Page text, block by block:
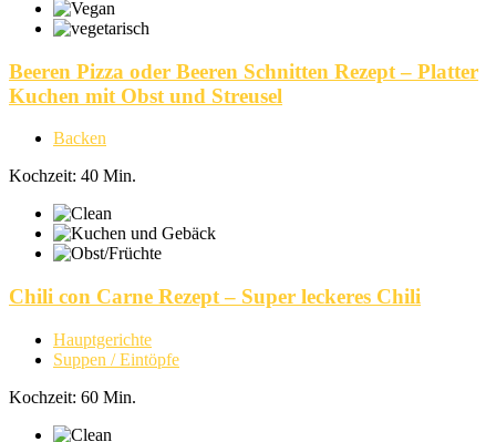
Beeren Pizza oder Beeren Schnitten Rezept – Platter
Kuchen mit Obst und Streusel
Backen
Kochzeit: 40 Min.
Chili con Carne Rezept – Super leckeres Chili
Hauptgerichte
Suppen / Eintöpfe
Kochzeit: 60 Min.